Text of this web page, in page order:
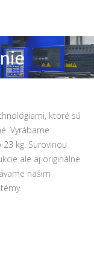
ktoré sú
Vyrábame
kg. Surovinou
ale aj originálne
našim